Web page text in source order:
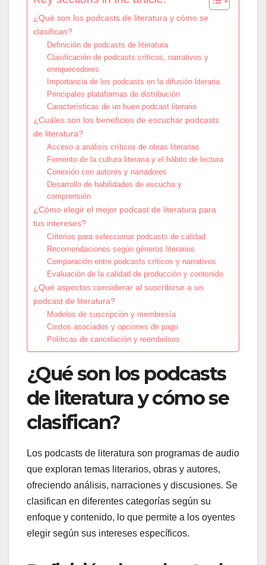
¿Qué son los podcasts de literatura y cómo se
clasifican?
Definición de podcasts de literatura
Clasificación de podcasts críticos, narrativos y
enriquecedores
Importancia de los podcasts en la difusión literaria
Principales plataformas de distribución
Características de un buen podcast literario
¿Cuáles son los beneficios de escuchar podcasts
de literatura?
Acceso a análisis críticos de obras literarias
Fomento de la cultura literaria y el hábito de lectura
Conexión con autores y narradores
Desarrollo de habilidades de escucha y
comprensión
¿Cómo elegir el mejor podcast de literatura para
tus intereses?
Criterios para seleccionar podcasts de calidad
Recomendaciones según géneros literarios
Comparación entre podcasts críticos y narrativos
Evaluación de la calidad de producción y contenido
¿Qué aspectos considerar al suscribirse a un
podcast de literatura?
Modelos de suscripción y membresía
Costos asociados y opciones de pago
Políticas de cancelación y reembolsos
¿Qué son los podcasts
de literatura y cómo se
clasifican?
Los podcasts de literatura son programas de audio
que exploran temas literarios, obras y autores,
ofreciendo análisis, narraciones y discusiones. Se
clasifican en diferentes categorías según su
enfoque y contenido, lo que permite a los oyentes
elegir según sus intereses específicos.